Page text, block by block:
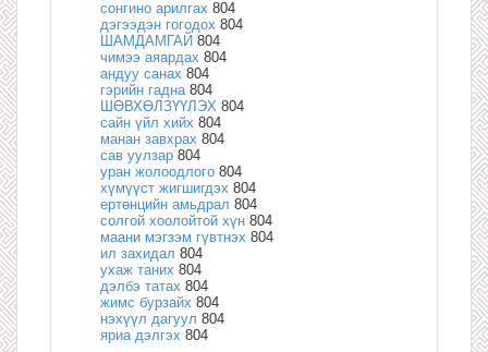
сонгино арилгах 804
дэгээдэн гогодох 804
ШАМДАМГАЙ 804
чимээ аяардах 804
андуу санах 804
гэрийн гадна 804
ШӨВХӨЛЗҮҮЛЭХ 804
сайн үйл хийх 804
манан завхрах 804
сав уулзар 804
уран жолоодлого 804
хүмүүст жигшигдэх 804
ертөнцийн амьдрал 804
солгой хоолойтой хүн 804
маани мэгзэм гүвтнэх 804
ил захидал 804
ухаж таних 804
дэлбэ татах 804
жимс бурзайх 804
нэхүүл дагуул 804
яриа дэлгэх 804